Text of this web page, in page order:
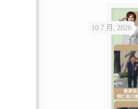
10 7 月, 2026